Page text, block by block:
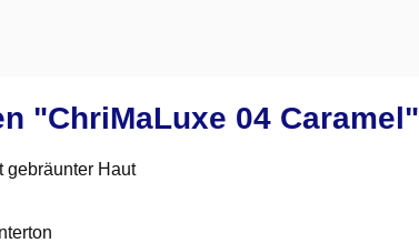
"ChriMaLuxe 04 Caramel"
gebräunter Haut